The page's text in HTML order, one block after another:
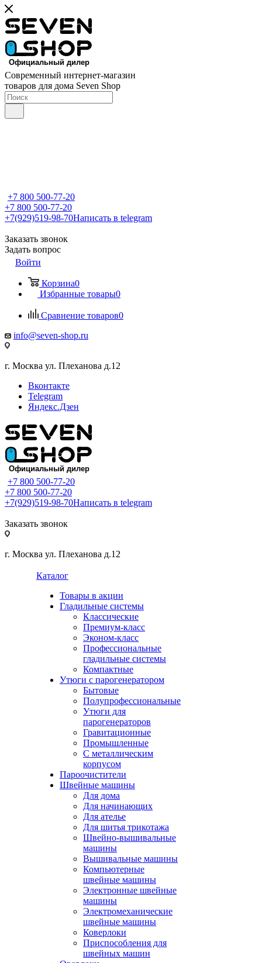
Современный интернет-магазин
товаров для дома Seven Shop
+7 800 500-77-20
+7 800 500-77-20
+7(929)519-98-70Написать в telegram
Заказать звонок
Задать вопрос
Войти
Корзина0
Избранные товары0
Сравнение товаров0
info@seven-shop.ru
г. Москва ул. Плеханова д.12
Вконтакте
Telegram
Яндекс.Дзен
+7 800 500-77-20
+7 800 500-77-20
+7(929)519-98-70Написать в telegram
Заказать звонок
г. Москва ул. Плеханова д.12
Каталог
Товары в акции
Гладильные системы
Классические
Премиум-класс
Эконом-класс
Профессиональные
гладильные системы
Компактные
Утюги с парогенератором
Бытовые
Полупрофессиональные
Утюги для
парогенераторов
Гравитационные
Промышленные
С металлическим
корпусом
Пароочистители
Швейные машины
Для дома
Для начинающих
Для ателье
Для шитья трикотажа
Швейно-вышивальные
машины
Вышивальные машины
Компьютерные
швейные машины
Электронные швейные
машины
Электромеханические
швейные машины
Коверлоки
Приспособления для
швейных машин